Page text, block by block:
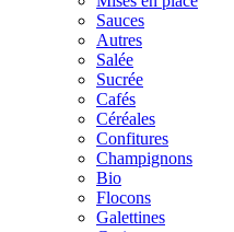
Sauces
Autres
Salée
Sucrée
Cafés
Céréales
Confitures
Champignons
Bio
Flocons
Galettines